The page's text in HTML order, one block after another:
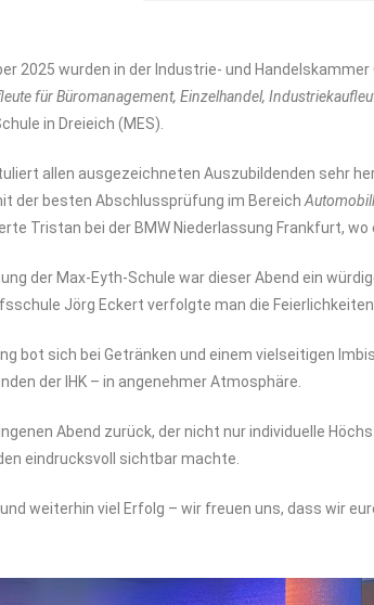
2025 wurden in der Industrie- und
für Büromanagement, Einzelhandel,
in Dreieich (MES).
allen ausgezeichneten Auszubildenden sehr
der besten Abschlussprüfung im Bereich
Tristan bei der BMW Niederlassung Frankfurt,
der Max-Eyth-Schule war dieser Abend ein
Jörg Eckert verfolgte man die
bot sich bei Getränken und einem vielseitigen
der IHK – in angenehmer Atmosphäre.
Abend zurück, der nicht nur individuelle
eindrucksvoll sichtbar machte.
weiterhin viel Erfolg – wir freuen uns, dass wir